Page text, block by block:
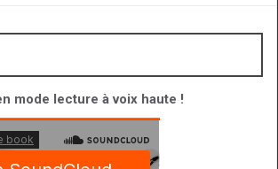
mode lecture à voix haute !